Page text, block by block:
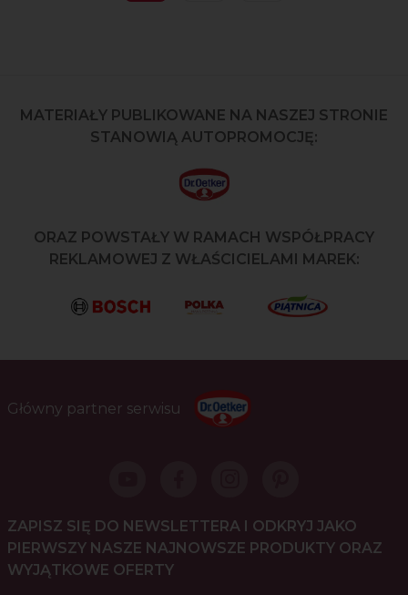
MATERIAŁY PUBLIKOWANE NA NASZEJ STRONIE
STANOWIĄ AUTOPROMOCJĘ:
ORAZ POWSTAŁY W RAMACH WSPÓŁPRACY
REKLAMOWEJ Z WŁAŚCICIELAMI MAREK:
Główny partner serwisu
ZAPISZ SIĘ DO NEWSLETTERA I ODKRYJ JAKO
PIERWSZY NASZE NAJNOWSZE PRODUKTY ORAZ
WYJĄTKOWE OFERTY